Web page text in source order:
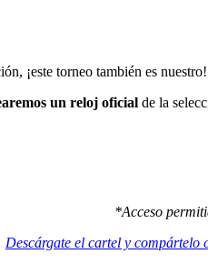
¡este torneo también es nuestro!
un reloj oficial de la
*Acceso
Descárgate el cartel y compártelo